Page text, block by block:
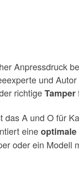
Anpressdruck
und
richtigeTamper
das A und O für
eine
oder ein Modell